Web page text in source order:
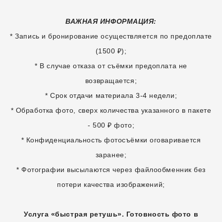
ВАЖНАЯ ИНФОРМАЦИЯ:
* Запись и бронирование осуществляется по предоплате
(1500 ₽);
* В случае отказа от съёмки предоплата не
возвращается;
* Срок отдачи материала 3-4 недели;
* Обработка фото, сверх количества указанного в пакете
- 500 ₽ фото;
* Конфиденциальность фотосъёмки оговаривается
заранее;
* Фотографии высылаются через файлообменник без
потери качества изображений;
Услуга «быстрая ретушь». Готовность фото в